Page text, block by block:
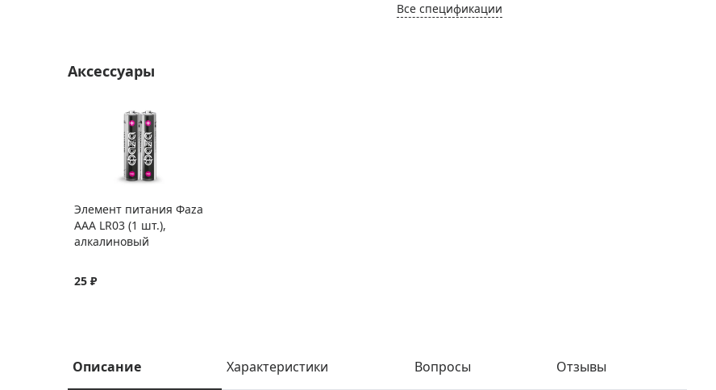
Все спецификации
Аксессуары
Элемент питания Фаza
AAA LR03 (1 шт.),
алкалиновый
25 ₽
Описание Характеристики Вопросы Отзывы